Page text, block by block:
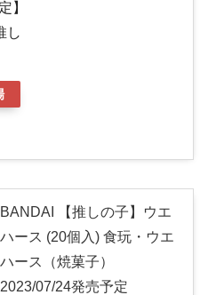
】
し
BANDAI 【推しの子】ウエ
ハース (20個入) 食玩・ウエ
ハース（焼菓子）
2023/07/24発売予定